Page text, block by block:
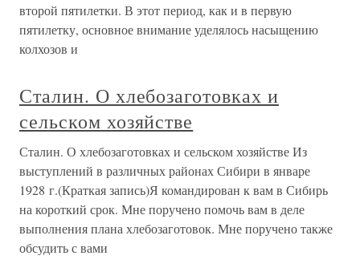
второй пятилетки. В этот период, как и в первую
пятилетку, основное внимание уделялось насыщению
колхозов и
Сталин. О хлебозаготовках и
сельском хозяйстве
Сталин. О хлебозаготовках и сельском хозяйстве Из
выступлений в различных районах Сибири в январе
1928 г.(Краткая запись)Я командирован к вам в Сибирь
на короткий срок. Мне поручено помочь вам в деле
выполнения плана хлебозаготовок. Мне поручено также
обсудить с вами